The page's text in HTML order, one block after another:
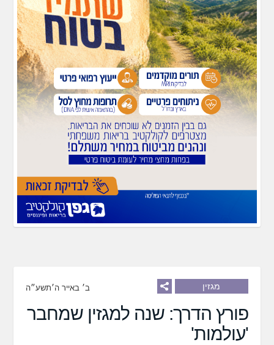
מגזין ב׳ באייר ה׳תשע״ה
פורץ הדרך: שנה למגזין שמחבר
'עולמות'